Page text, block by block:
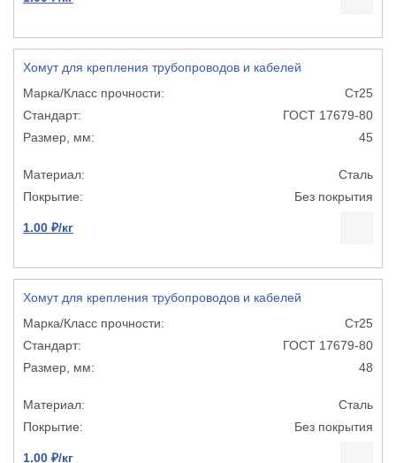
Хомут для крепления трубопроводов и кабелей
Ст25
ГОСТ 17679-80
45
Сталь
Без покрытия
1.00 ₽/кг
Хомут для крепления трубопроводов и кабелей
Ст25
ГОСТ 17679-80
48
Сталь
Без покрытия
1.00 ₽/кг